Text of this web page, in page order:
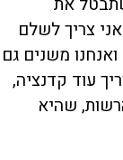
צריך לשלם
משנים גם
עוד קדנציה,
שהיא